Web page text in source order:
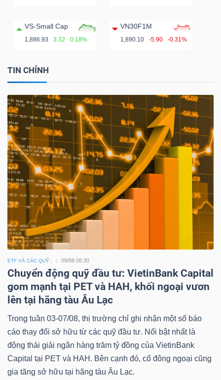
VS-Small Cap
1,886.93 3.32 0.18%
VN30F1M
1,890.10 -5.90 -0.31%
TIN CHÍNH
ETF VÀ CÁC QUỸ 09/08 08:30
Chuyển động quỹ đầu tư: VietinBank Capital
gom mạnh tại PET và HAH, khối ngoại vươn
lên tại hãng tàu Âu Lạc
Trong tuần 03-07/08, thị trường chỉ ghi nhận một số báo
cáo thay đổi sở hữu từ các quỹ đầu tư. Nổi bật nhất là
động thái giải ngân hàng trăm tỷ đồng của VietinBank
Capital tại PET và HAH. Bên cạnh đó, cổ đông ngoại cũng
gia tăng sở hữu tại hãng tàu Âu Lạc.
(-)
Đào
tạo
Sách
tài
chính
cụ
tư